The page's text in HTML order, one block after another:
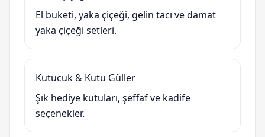
El buketi, yaka çiçeği, gelin tacı ve damat
yaka çiçeği setleri.
Kutucuk & Kutu Güller
Şık hediye kutuları, şeffaf ve kadife
seçenekler.